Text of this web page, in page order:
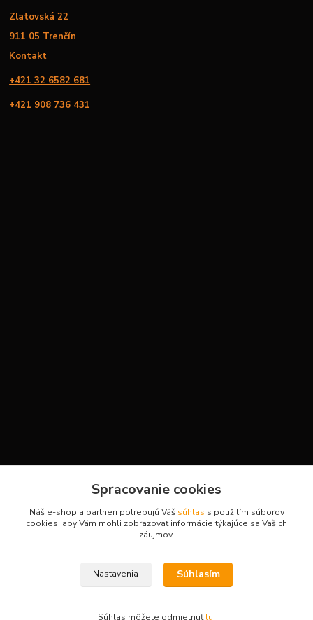
Zlatovská 22
911 05 Trenčín
Kontakt
+421 32 6582 681
+421 908 736 431
+421908736431
Spracovanie cookies
Náš e-shop a partneri potrebujú Váš súhlas s použitím súborov
cookies, aby Vám mohli zobrazovať informácie týkajúce sa Vašich
záujmov.
Nastavenia Súhlasím
Súhlas môžete odmietnuťtu.